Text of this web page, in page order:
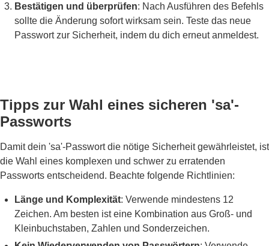
Bestätigen und überprüfen: Nach Ausführen des Befehls
sollte die Änderung sofort wirksam sein. Teste das neue
Passwort zur Sicherheit, indem du dich erneut anmeldest.
Tipps zur Wahl eines sicheren 'sa'-
Passworts
Damit dein 'sa'-Passwort die nötige Sicherheit gewährleistet, ist
die Wahl eines komplexen und schwer zu erratenden
Passworts entscheidend. Beachte folgende Richtlinien:
Länge und Komplexität: Verwende mindestens 12
Zeichen. Am besten ist eine Kombination aus Groß- und
Kleinbuchstaben, Zahlen und Sonderzeichen.